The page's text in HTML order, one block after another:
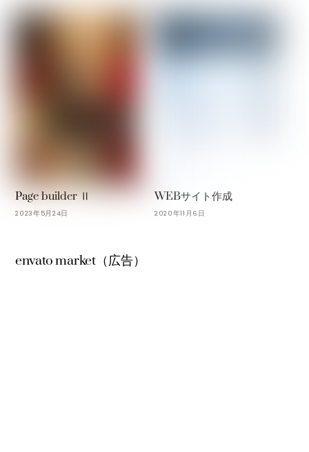
Page builder Ⅱ
2023年5月24日
WEBサイト作成
2020年11月6日
envato market（広告）